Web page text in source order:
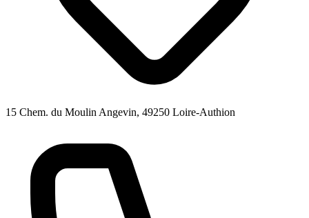
15 Chem. du Moulin Angevin, 49250 Loire-Authion